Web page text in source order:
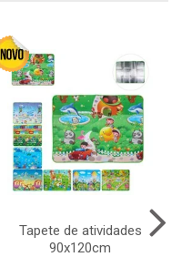
Tapete de atividades
90x120cm